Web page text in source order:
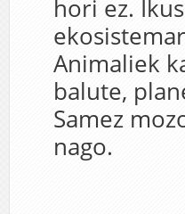
hori ez.
Animaliek
balute,
Samez
nago.